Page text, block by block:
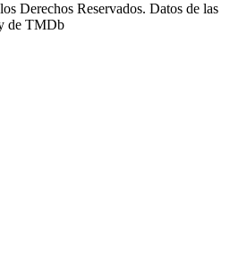
Derechos Reservados. Datos de las
de TMDb